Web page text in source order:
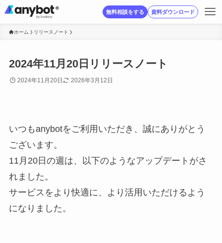
無料相談をする 資料ダウンロード
ホーム リリースノート
2024年11月20日リリースノート
2024年11月20日 2026年3月12日
いつもanybotをご利用いただき、誠にありがとう
ございます。
11月20日の週は、以下のようなアップデートがさ
れました。
サービスをより快適に、より活用いただけるよう
になりました。